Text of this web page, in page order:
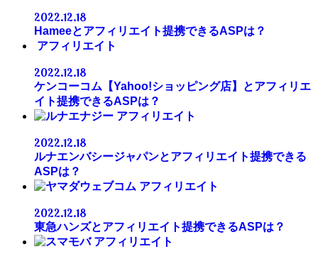
2022.12.18
Hameeとアフィリエイト提携できるASPは？
アフィリエイト
2022.12.18
ケンコーコム【Yahoo!ショッピング店】とアフィリエ
イト提携できるASPは？
アフィリエイト
2022.12.18
ルナエンバシージャパンとアフィリエイト提携できる
ASPは？
アフィリエイト
2022.12.18
東急ハンズとアフィリエイト提携できるASPは？
アフィリエイト